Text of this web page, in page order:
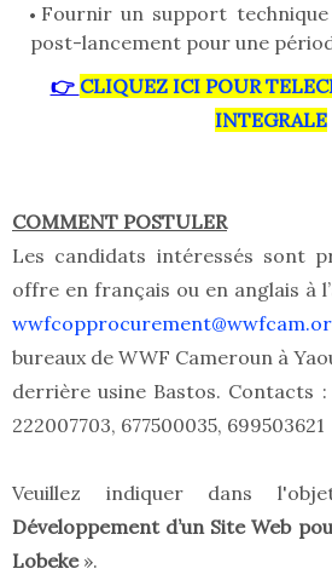
Fournir un support
post-lancement pour une
👉 CLIQUEZ ICI POUR
INTEGRALE
COMMENT POSTULER
Les candidats intéressés sont
offre en français ou en anglais à
bureaux de WWF Cameroun à
derrière usine Bastos. Contacts :
222007703, 677500035, 699503621
Veuillez indiquer dans
Développement d’un Site Web
Lobeke».